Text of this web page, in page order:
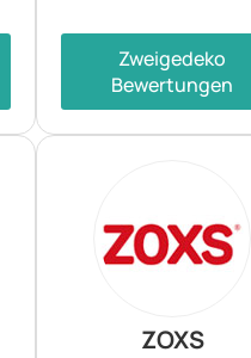
Zweigedeko
Bewertungen
ZOXS